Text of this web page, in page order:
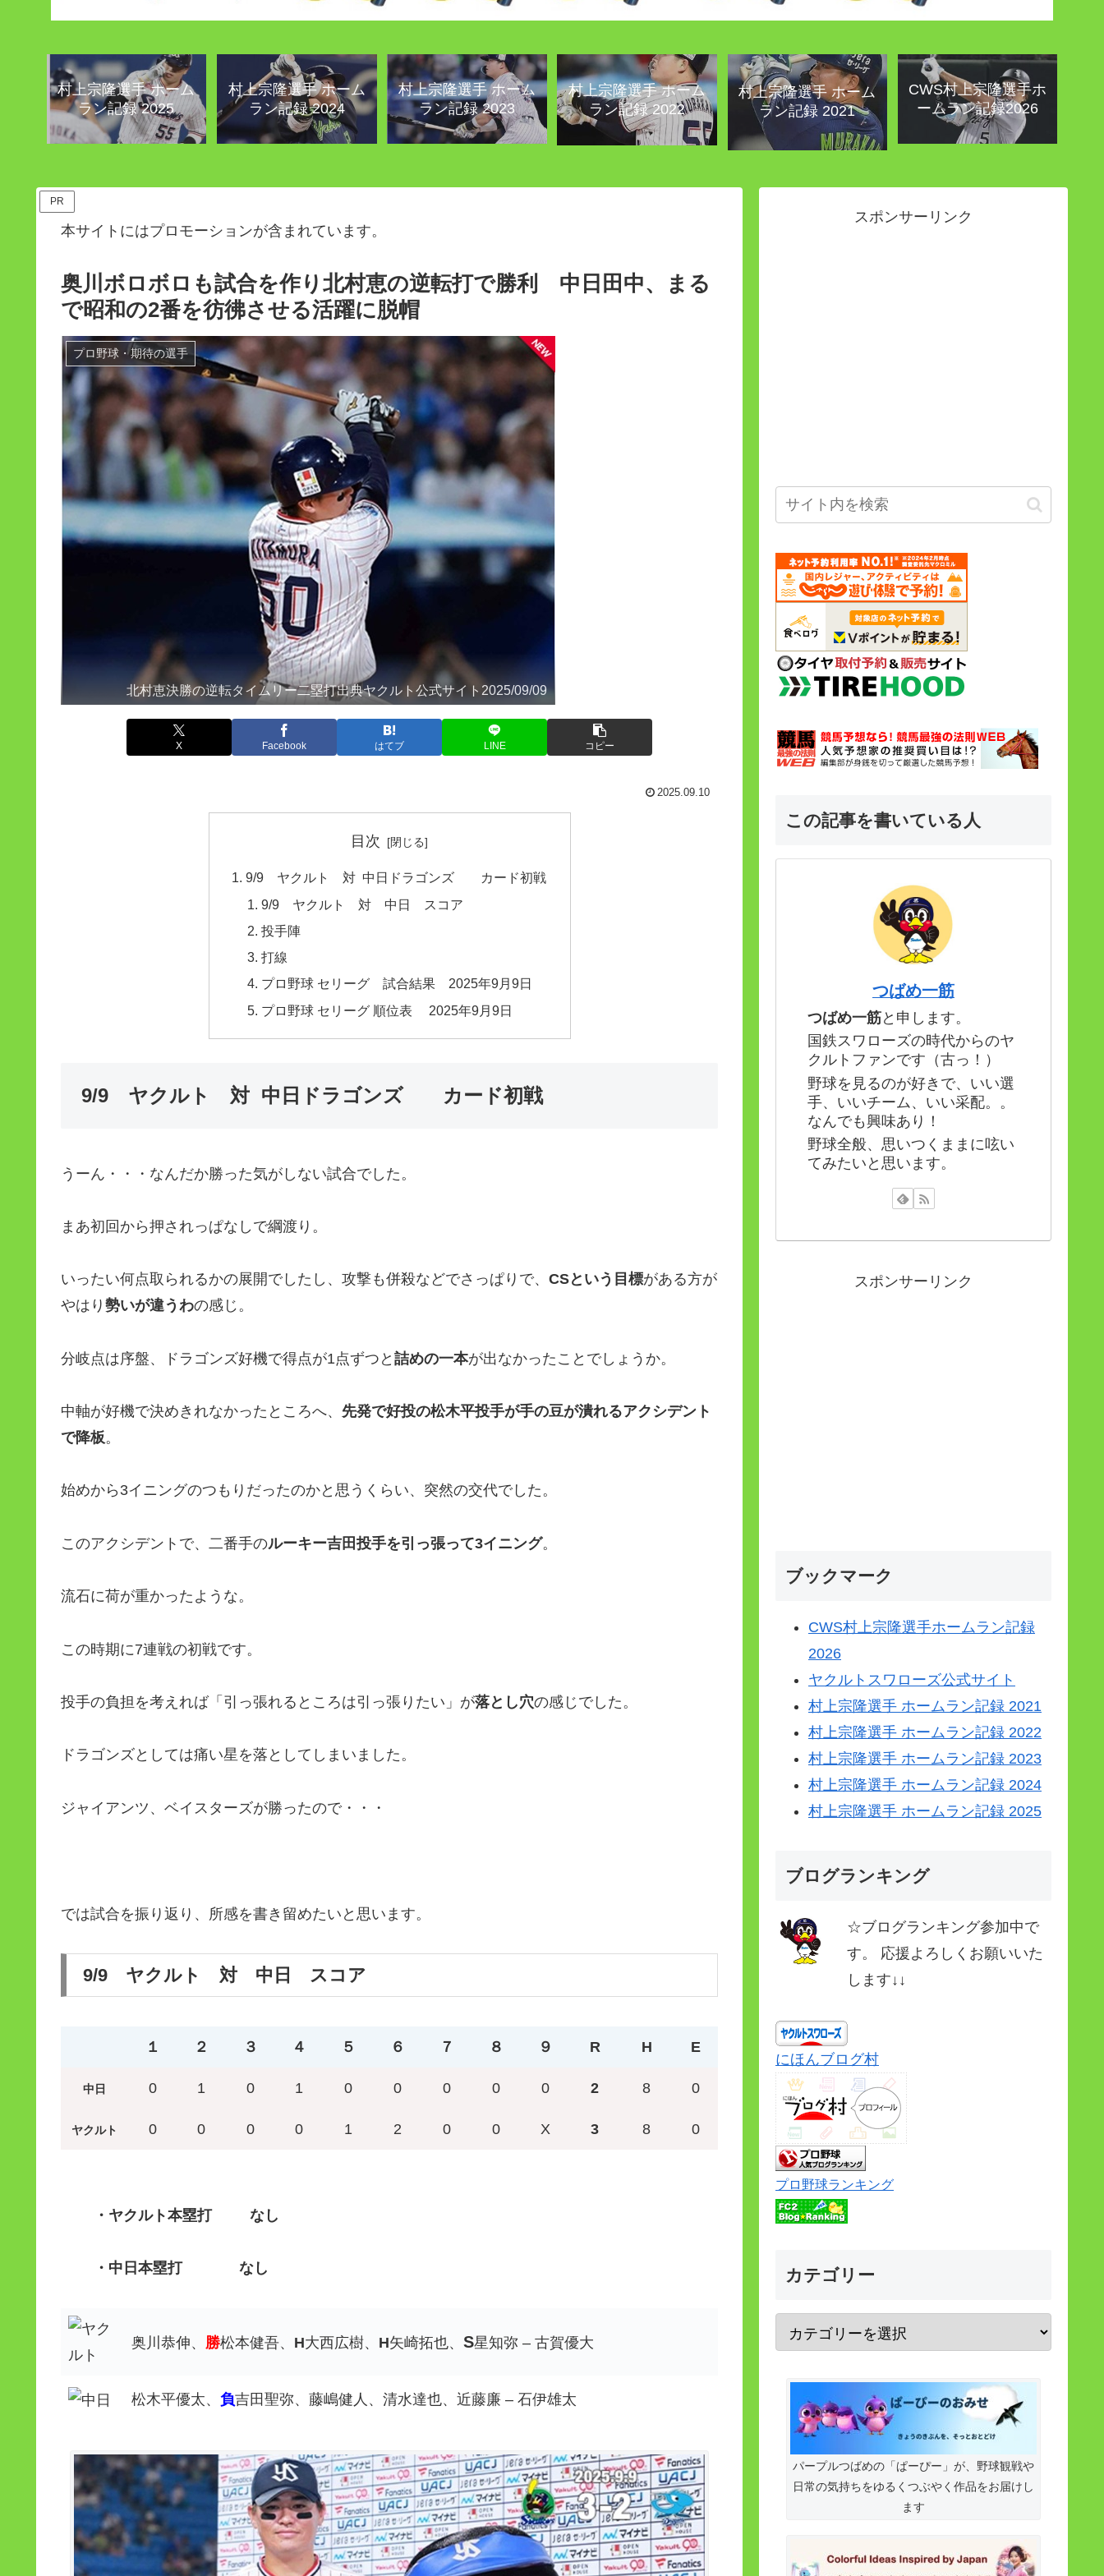
村上宗隆選手 ホーム
ラン記録 2025
村上宗隆選手 ホーム
ラン記録 2024
村上宗隆選手 ホーム
ラン記録 2023
村上宗隆選手 ホーム
ラン記録 2022
村上宗隆選手 ホーム
ラン記録 2021
CWS村上宗隆選手ホ
ームラン記録2026
PR
本サイトにはプロモーションが含まれています。
奥川ボロボロも試合を作り北村恵の逆転打で勝利 中日田中、まる
で昭和の2番を彷彿させる活躍に脱帽
プロ野球・期待の選手
北村恵決勝の逆転タイムリー二塁打出典ヤクルト公式サイト2025/09/09
X Facebook はてブ LINE コピー
2025.09.10
目次
9/9 ヤクルト 対 中日ドラゴンズ カード初戦
9/9 ヤクルト 対 中日 スコア
投手陣
打線
プロ野球 セリーグ 試合結果 2025年9月9日
プロ野球 セリーグ 順位表 2025年9月9日
9/9 ヤクルト 対 中日ドラゴンズ カード初戦
うーん・・・なんだか勝った気がしない試合でした。
まあ初回から押されっぱなしで綱渡り。
いったい何点取られるかの展開でしたし、攻撃も併殺などでさっぱりで、 CSという目標がある方が
やはり 勢いが違うわの感じ。
分岐点は序盤、ドラゴンズ好機で得点が1点ずつと 詰めの一本が出なかったことでしょうか。
中軸が好機で決めきれなかったところへ、 先発で好投の松木平投手が手の豆が潰れるアクシデント
で降板。
始めから3イニングのつもりだったのかと思うくらい、突然の交代でした。
このアクシデントで、二番手のルーキー吉田投手を引っ張って3イニング。
流石に荷が重かったような。
この時期に7連戦の初戦です。
投手の負担を考えれば「引っ張れるところは引っ張りたい」が落とし穴の感じでした。
ドラゴンズとしては痛い星を落としてしまいました。
ジャイアンツ、ベイスターズが勝ったので・・・
では試合を振り返り、所感を書き留めたいと思います。
9/9 ヤクルト 対 中日 スコア
１ ２ ３ ４ ５ ６ ７ ８ ９ R H E
中日 0 1 0 1 0 0 0 0 0 2 8 0
ヤクルト 0 0 0 0 1 2 0 0 X 3 8 0
・ヤクルト本塁打 なし
・中日 本塁打 なし
奥川恭伸、 勝松本健吾、 H大西広樹、 H矢崎拓也、 S星知弥 – 古賀優大
松木平優太、 負吉田聖弥、藤嶋健人、清水達也、近藤廉 – 石伊雄太
スポンサーリンク
この記事を書いている人
つばめ一筋
つばめ一筋と申します。
国鉄スワローズの時代からのヤ
クルトファンです（古っ！）
野球を見るのが好きで、いい選
手、いいチーム、いい采配。。
なんでも興味あり！
野球全般、思いつくままに呟い
てみたいと思います。
スポンサーリンク
ブックマーク
CWS村上宗隆選手ホームラン記録
2026
ヤクルトスワローズ公式サイト
村上宗隆選手 ホームラン記録 2021
村上宗隆選手 ホームラン記録 2022
村上宗隆選手 ホームラン記録 2023
村上宗隆選手 ホームラン記録 2024
村上宗隆選手 ホームラン記録 2025
ブログランキング
☆ブログランキング参加中で
す。 応援よろしくお願いいた
します↓↓
にほんブログ村
プロ野球ランキング
カテゴリー
パープルつばめの「ぱーぴー」が、野球観戦や
日常の気持ちをゆるくつぶやく作品をお届けし
ます